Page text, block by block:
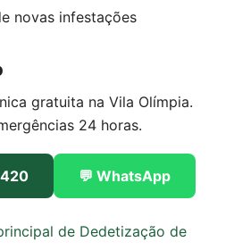
novas infestações
gratuita na Vila Olímpia.
24 horas.
💬 WhatsApp
de Dedetização de